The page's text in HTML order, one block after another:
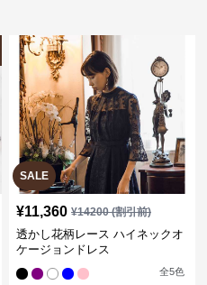
SALE
¥11,360 ¥14200(割引前)
透かし花柄レース ハイネックオ
ケージョンドレス
全5色